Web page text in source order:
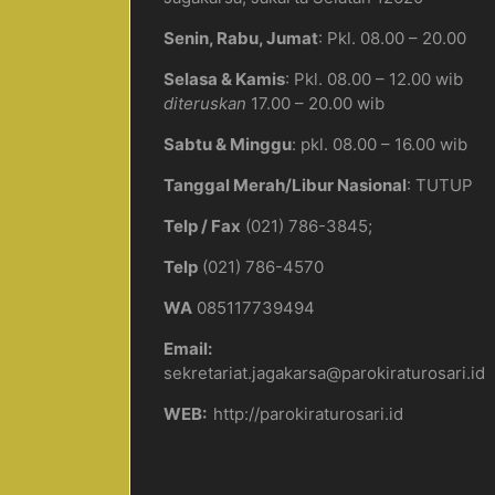
Komuni Pertama
e-form-KomuniPertama
Senin, Rabu, Jumat: Pkl. 08.00 – 20.00
Selasa & Kamis: Pkl. 08.00 – 12.00 wib
diteruskan 17.00 – 20.00 wib
Sabtu & Minggu: pkl. 08.00 – 16.00 wib
Tanggal Merah/Libur Nasional: TUTUP
Telp / Fax (021) 786-3845;
Telp (021) 786-4570
WA 085117739494
Email:
sekretariat.jagakarsa@parokiraturosari.id
WEB: http://parokiraturosari.id